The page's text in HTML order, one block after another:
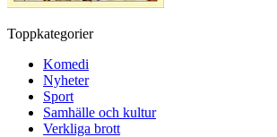
Toppkategorier
Komedi
Nyheter
Sport
Samhälle och kultur
Verkliga brott